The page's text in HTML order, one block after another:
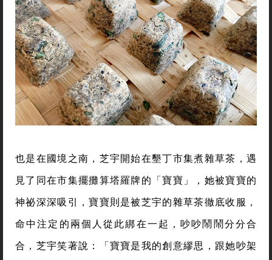
也是在國境之南，芝宇開始在墾丁市集煮雜草茶，遇
見了同在市集擺攤算塔羅牌的「寶寶」，她被寶寶的
神祕深深吸引，寶寶則是被芝宇的雜草茶徹底收服，
命中注定的兩個人從此綁在一起，吵吵鬧鬧分分合
合，芝宇笑著說：「寶寶是我的創意繆思，跟她吵架